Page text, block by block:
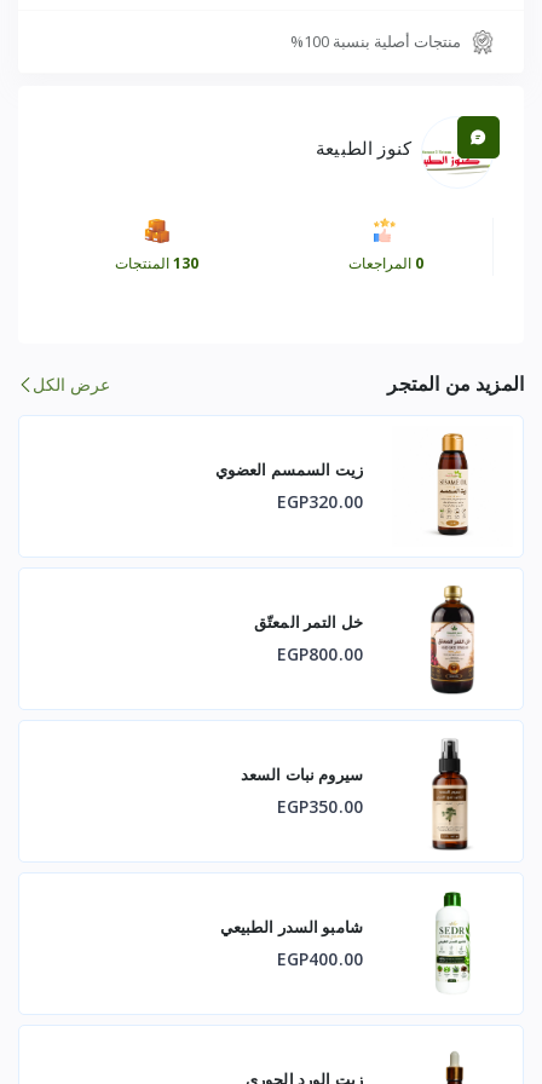
🌱 عملية التصنيع
مستخلص كحولي مائي بدون غلي
خالٍ من الإضافات والمواد الحافظة الاصطناعية
غير معدل وراثيًا
يساهم في تقليل الإجهاد التأكسدي
يدعم صحة الكبد
يدعم التوازن الفسيولوجي العام والاستجابة التكيفية
يوفر دعمًا مضادًا للأكسدة ومضادًا للالتهابات
العلاج الطبي.
💧 طريقة الاستخدام المقترحة
10-20 قطرة، مخففة بالماء
مرة أو مرتين يوميًا
يفضل تناولها قبل الوجبات بـ 20-30 دقيقة
⚠️ تحذيرات واحتياطات
لا يُنصح باستخدامه أثناء الحمل أو الرضاعة إلا بعد استشارة الطبيب
استشر طبيبك إذا كنت تتناول مثبطات المناعة أو أدوية مزمنة
منتجات أصلية بنسبة 100%
كنوز الطبيعة
0 المراجعات 130المنتجات
المزيد من المتجر عرض الكل
زيت السمسم العضوي
EGP320.00
خل التمر المعتّق
EGP800.00
سيروم نبات السعد
EGP350.00
شامبو السدر الطبيعي
EGP400.00
زيت الورد الجوري